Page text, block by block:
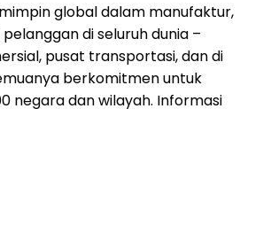
global dalam manufaktur,
di seluruh dunia –
pusat transportasi, dan di
berkomitmen untuk
negara dan wilayah. Informasi